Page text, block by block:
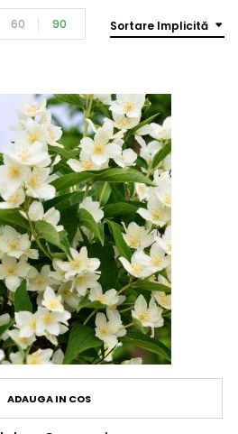
Sortare Implicită
60 90
ADAUGA IN COS